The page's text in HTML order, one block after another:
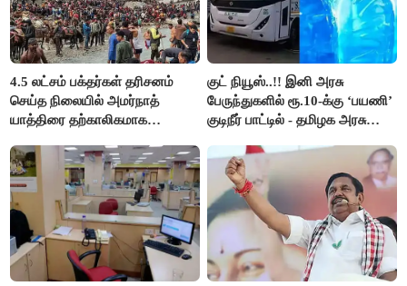
4.5 லட்சம் பக்தர்கள் தரிசனம்
செய்த நிலையில் அமர்நாத்
யாத்திரை தற்காலிகமாக
குட் நியூஸ்..!! இனி அரசு
பேருந்துகளில் ரூ.10-க்கு ‘பயணி’
குடிநீர் பாட்டில் - தமிழக அரசு